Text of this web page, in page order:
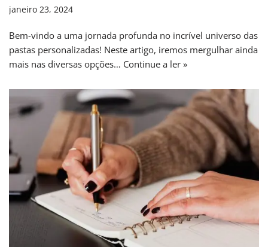
janeiro 23, 2024
Bem-vindo a uma jornada profunda no incrível universo das
pastas personalizadas! Neste artigo, iremos mergulhar ainda
mais nas diversas opções… Continue a ler »